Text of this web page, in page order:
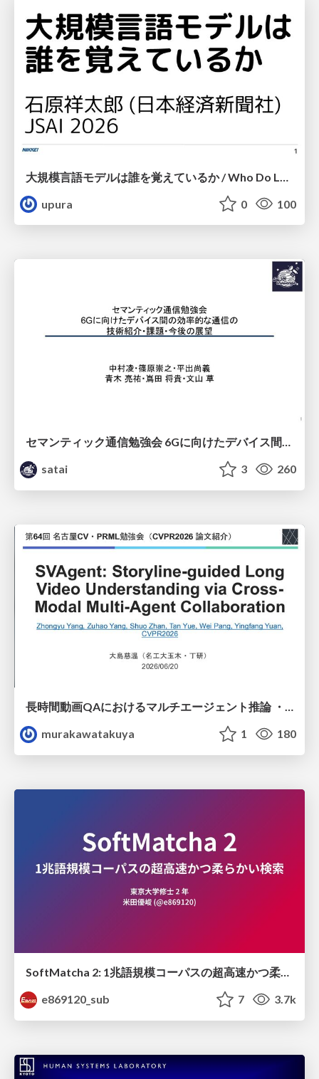
upura
0 100
セマンティック通信勉強会 6Gに向けたデバイス間効率的な通信の技術紹介・課題・今後展望
satai
3 260
長時間動画QAにおけるマルチエージェント推論 ・SVAgent: Storyline-Guided Long Video Understanding via Cross-Modal Multi-Agent Collaboration
murakawatakuya
1 180
e869120_sub
7 3.7k